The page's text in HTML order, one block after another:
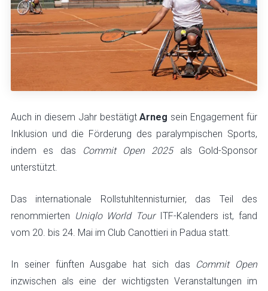
Auch in diesem Jahr bestätigtArneg sein Engagement für
Inklusion und die Förderung des paralympischen Sports,
indem es das
Commit Open 2025als Gold-Sponsor
unterstützt.
Das internationale Rollstuhltennisturnier, das Teil des
renommierten Uniqlo World TourITF-Kalenders ist, fand
vom 20. bis 24. Mai im Club Canottieri in Padua statt.
In seiner fünften Ausgabe hat sich das Commit Open
inzwischen als eine der wichtigsten Veranstaltungen im